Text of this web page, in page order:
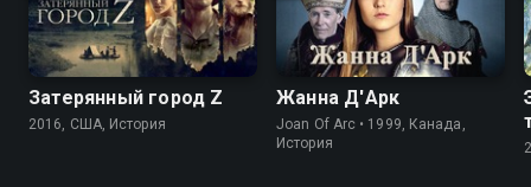
Затерянный город Z
2016, США, История
Жанна Д'Арк
Joan Of Arc • 1999, Канада,
История